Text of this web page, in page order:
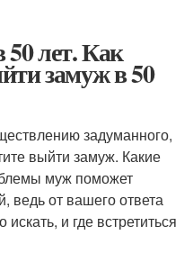
лет. Как
замуж в 50
задуманного,
выйти замуж. Какие
муж поможет
ведь от вашего ответа
и где встретиться